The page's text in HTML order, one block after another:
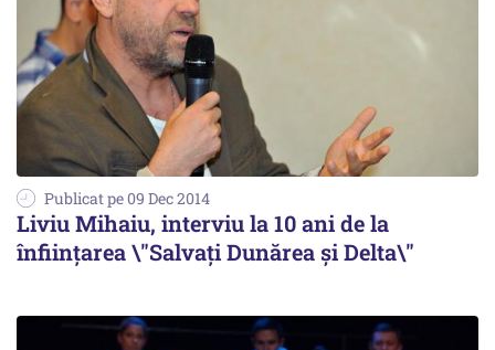
Publicat pe 09 Dec 2014
Liviu Mihaiu, interviu la 10 ani de la
înființarea \"Salvați Dunărea și Delta\"